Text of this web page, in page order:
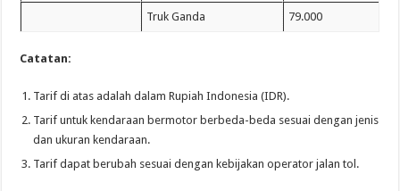
Truk Ganda 79.000
Catatan:
Tarif di atas adalah dalam Rupiah Indonesia (IDR).
Tarif untuk kendaraan bermotor berbeda-beda sesuai dengan jenis
dan ukuran kendaraan.
Tarif dapat berubah sesuai dengan kebijakan operator jalan tol.